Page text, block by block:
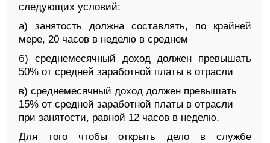
следующих условий:
а) занятость должна составлять, по крайней
мере, 20 часов в неделю в среднем
б) среднемесячный доход должен превышать
50% от средней заработной платы в отрасли
в) среднемесячный доход должен превышать
15% от средней заработной платы в отрасли
при занятости, равной 12 часов в неделю.
Для того чтобы открыть дело в службе